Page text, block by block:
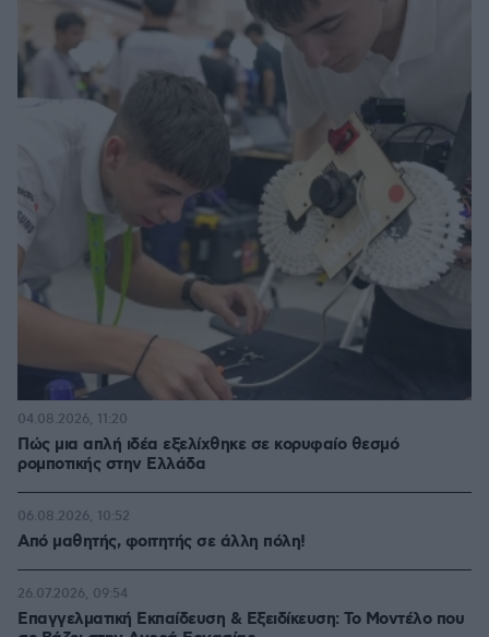
Πώς μια απλή ιδέα εξελίχθηκε σε κορυφαίο θεσμό
ρομποτικής στην Ελλάδα
04.08.2026, 11:20
Από μαθητής, φοιτητής σε άλλη πόλη!
06.08.2026, 10:52
Επαγγελματική Εκπαίδευση & Εξειδίκευση: Το Mοντέλο που
26.07.2026, 09:54